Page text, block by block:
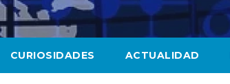
CURIOSIDADES ACTUALIDAD